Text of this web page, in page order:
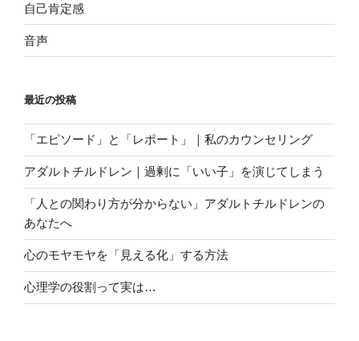
自己肯定感
音声
最近の投稿
「エピソード」と「レポート」｜私のカウンセリング
アダルトチルドレン｜過剰に「いい子」を演じてしまう
「人との関わり方が分からない」アダルトチルドレンの
あなたへ
心のモヤモヤを「見える化」する方法
心理学の役割って実は…